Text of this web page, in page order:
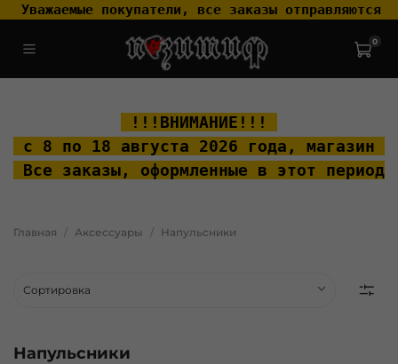
Уважаемые покупатели, все заказы отправляются
0
!!!ВНИМАНИЕ!!!
с 8 по 18 августа 2026 года, магазин
Все заказы, оформленные в этот
Главная Аксессуары Напульсники
Напульсники